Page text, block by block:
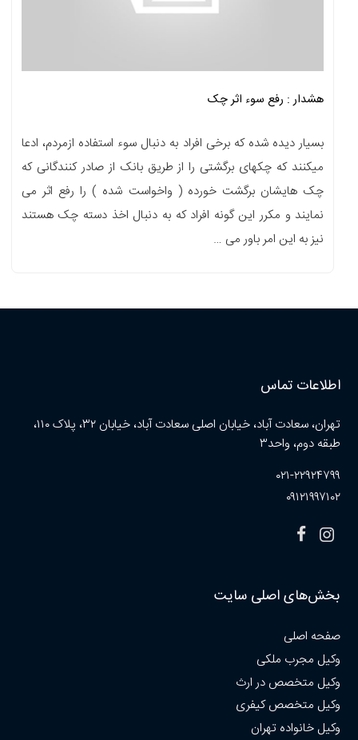
هشدار : رفع سوء اثر چک
بسیار دیده شده که برخی افراد به دنبال سوء استفاده ازمردم، ادعا
میکنند که چکهای برگشتی را از طریق بانک از صادر کنندگانی که
چک هایشان برگشت خورده ( واخواست شده ) را رفع اثر می
نمایند و مکرر این گونه افراد که به دنبال اخذ دسته چک هستند
نیز به این امر باور می …
اطلاعات تماس
تهران، سعادت آباد، خیابان اصلی سعادت آباد، خیابان ۳۲، پلاک ۱۱۰،
طبقه دوم، واحد۳
۰۲۱-۲۲۹۲۴۷۹۹
۰۹۱۲۱۹۹۷۱۰۲
بخش‌های اصلی سایت
صفحه اصلی
وکیل مجرب ملکی
وکیل متخصص در ارث
وکیل متخصص کیفری
وکیل خانواده تهران